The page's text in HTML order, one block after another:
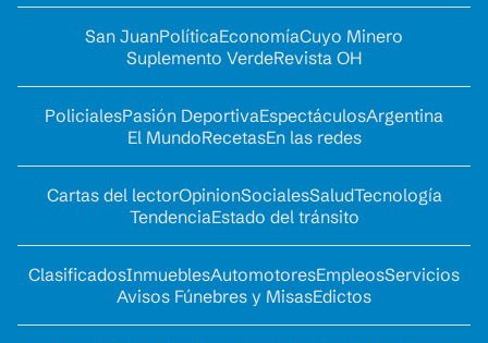
San JuanPolíticaEconomíaCuyo Minero
Suplemento VerdeRevista OH
PolicialesPasión DeportivaEspectáculosArgentina
El MundoRecetasEn las redes
Cartas del lectorOpinionSocialesSaludTecnología
TendenciaEstado del tránsito
ClasificadosInmueblesAutomotoresEmpleosServicios
Avisos Fúnebres y MisasEdictos